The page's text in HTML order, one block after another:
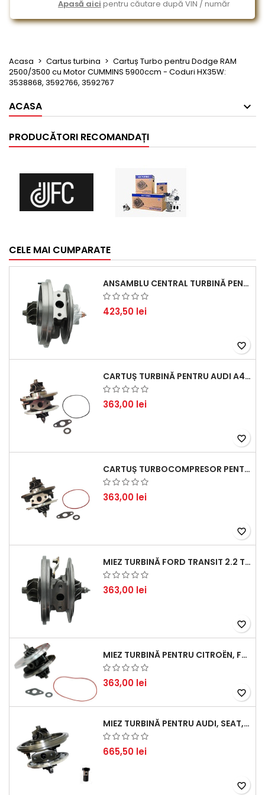
Apasă aici pentru căutare după VIN / număr
Acasa Cartus turbina
Cartuș Turbo pentru Dodge RAM
2500/3500 cu Motor CUMMINS 5900ccm - Coduri HX35W:
3538868, 3592766, 3592767
ACASA
PRODUCĂTORI RECOMANDAȚI
CELE MAI CUMPARATE
ANSAMBLU CENTRAL TURBINĂ PENTRU BMW SERIA 3, SERIA 5 ȘI X3 - PERFORMANȚĂ ȘI FIABILITATE
423,50 lei
favorite_border
CARTUȘ TURBINĂ PENTRU AUDI A4, A6, SKODA SUPERB ȘI VW PASSAT, MOTOR DIESEL 1.9 TDI
363,00 lei
favorite_border
CARTUȘ TURBOCOMPRESOR PENTRU VW, AUDI, SEAT, SKODA - MOTOR DIESEL 2.0 TDI
363,00 lei
favorite_border
MIEZ TURBINĂ FORD TRANSIT 2.2 TDCI (2007-2016)
363,00 lei
favorite_border
MIEZ TURBINĂ PENTRU CITROËN, FORD, MAZDA, MINI, PEUGEOT ȘI VOLVO - MOTORIZĂRI 1.6 HDI ȘI 1.6 D
363,00 lei
favorite_border
MIEZ TURBINĂ PENTRU AUDI, SEAT, SKODA ȘI VOLKSWAGEN - MOTORIZĂRI 2.0 TDI 103KW 140CP
665,50 lei
favorite_border